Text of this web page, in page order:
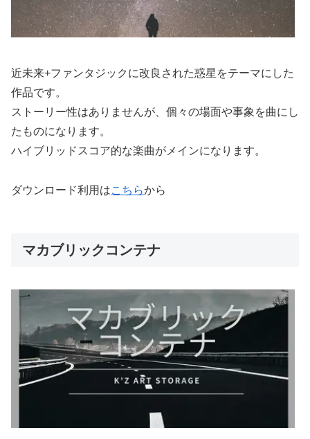
近未来+ファンタジックに改良された惑星をテーマにした
作品です。
ストーリー性はありませんが、個々の場面や事象を曲にし
たものになります。
ハイブリッドスコア的な楽曲がメインになります。
ダウンロード利用はこちらから
マカブリックコンテナ